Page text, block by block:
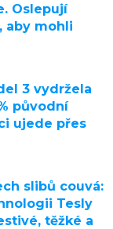
Oslepují
aby mohli
3 vydržela
původní
ujede přes
slibů couvá:
Tesly
těžké a